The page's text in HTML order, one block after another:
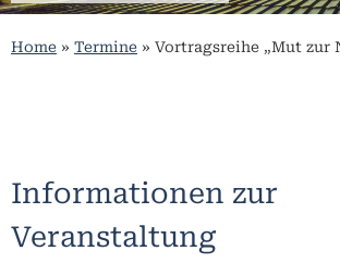
Home » Termine » Vortragsreihe „Mut zur
Informationen zur
Veranstaltung